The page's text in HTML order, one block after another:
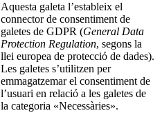
Aquesta galeta l’estableix el
connector de consentiment de
galetes de GDPR (General Data
Protection Regulation, segons la
llei europea de protecció de dades).
Les galetes s’utilitzen per
emmagatzemar el consentiment de
l’usuari en relació a les galetes de
la categoria «Necessàries».